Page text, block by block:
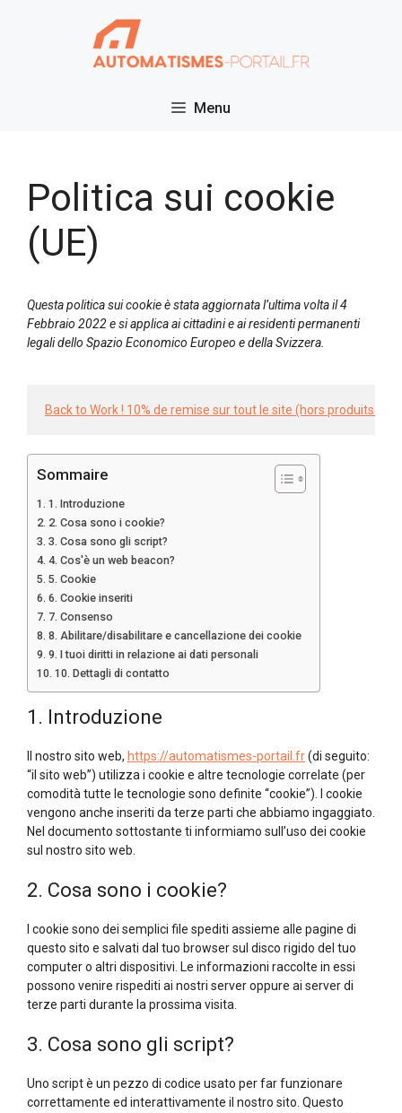
Menu
Politica sui cookie
(UE)
Questa politica sui cookie è stata aggiornata l’ultima volta il 4
Febbraio 2022 e si applica ai cittadini e ai residenti permanenti
legali dello Spazio Economico Europeo e della Svizzera.
Back to Work ! 10% de remise sur tout le site (hors produits
Sommaire
1. Introduzione
2. Cosa sono i cookie?
3. Cosa sono gli script?
4. Cos'è un web beacon?
5. Cookie
6. Cookie inseriti
7. Consenso
8. Abilitare/disabilitare e cancellazione dei cookie
9. I tuoi diritti in relazione ai dati personali
10. Dettagli di contatto
1. Introduzione
Il nostro sito web, https://automatismes-portail.fr(di seguito:
“il sito web”) utilizza i cookie e altre tecnologie correlate (per
comodità tutte le tecnologie sono definite “cookie”). I cookie
vengono anche inseriti da terze parti che abbiamo ingaggiato.
Nel documento sottostante ti informiamo sull’uso dei cookie
sul nostro sito web.
2. Cosa sono i cookie?
I cookie sono dei semplici file spediti assieme alle pagine di
questo sito e salvati dal tuo browser sul disco rigido del tuo
computer o altri dispositivi. Le informazioni raccolte in essi
possono venire rispediti ai nostri server oppure ai server di
terze parti durante la prossima visita.
3. Cosa sono gli script?
Uno script è un pezzo di codice usato per far funzionare
correttamente ed interattivamente il nostro sito. Questo